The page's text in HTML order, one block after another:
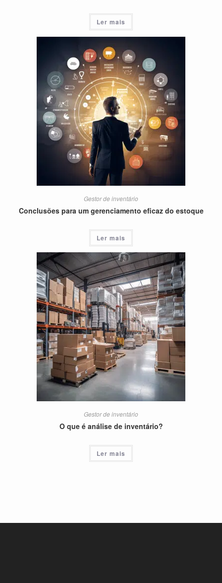
Ler mais
Gestor de inventário
Conclusões para um gerenciamento eficaz do estoque
Ler mais
Gestor de inventário
O que é análise de inventário?
Ler mais